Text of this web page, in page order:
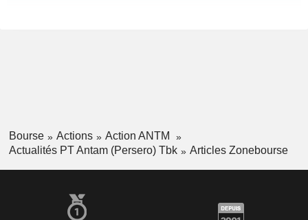
Bourse Actions
Action ANTM
Actualités PT Antam (Persero) Tbk
Articles Zonebourse